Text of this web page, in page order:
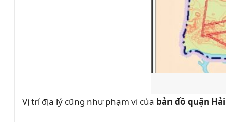
Vị trí địa lý cũng như phạm vi của bản đồ quận